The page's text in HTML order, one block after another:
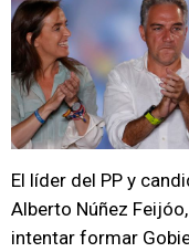
El líder del PP y
Alberto Núñez
intentar formar